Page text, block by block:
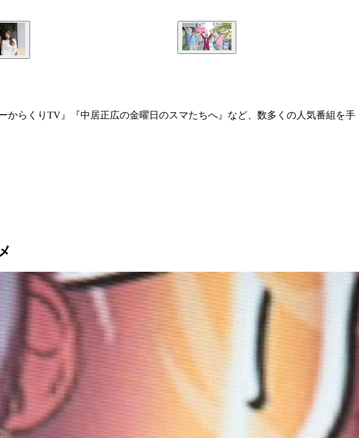
からくりTV』『中居正広の金曜日のスマたちへ』など、数多くの人気番組を手